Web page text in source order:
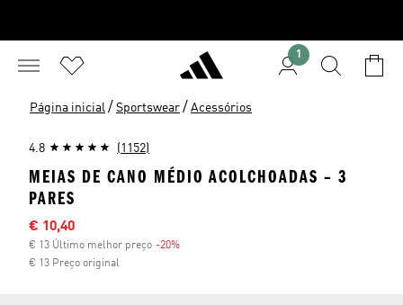
1
Página inicial / Sportswear / Acessórios
4.8 (1152)
MEIAS DE CANO MÉDIO ACOLCHOADAS – 3
PARES
Preço com desconto
€ 10,40
€ 13 Último melhor preço -20%
€ 13 Preço original